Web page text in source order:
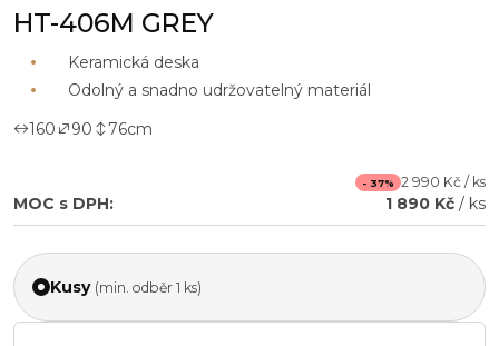
HT-406M GREY
Keramická deska
Odolný a snadno udržovatelný materiál
160
90 76cm
- 37% 2 990 Kč / ks
MOC s DPH: 1 890 Kč / ks
Kusy (min. odběr 1 ks)